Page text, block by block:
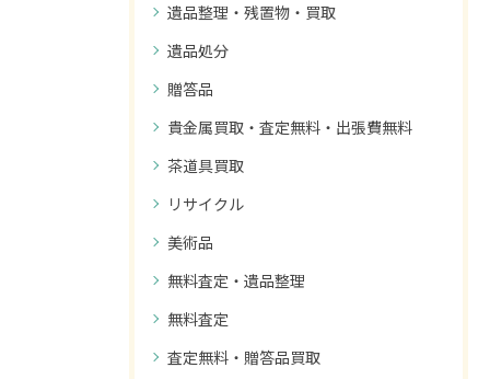
遺品整理・残置物・買取
遺品処分
贈答品
貴金属買取・査定無料・出張費無料
茶道具買取
リサイクル
美術品
無料査定・遺品整理
無料査定
査定無料・贈答品買取